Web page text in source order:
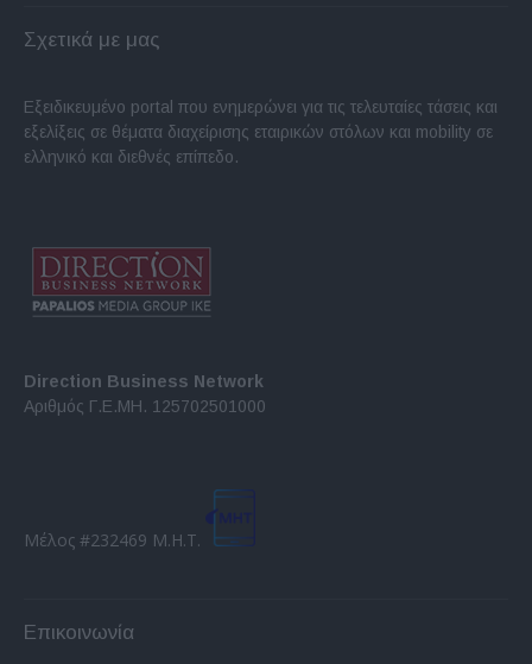
Σχετικά με μας
Εξειδικευμένο portal που ενημερώνει για τις τελευταίες τάσεις και
εξελίξεις σε θέματα διαχείρισης εταιρικών στόλων και mobility σε
ελληνικό και διεθνές επίπεδο.
Direction Business Network
Αριθμός Γ.Ε.ΜΗ. 125702501000
Μέλος #232469 Μ.Η.Τ.
Επικοινωνία